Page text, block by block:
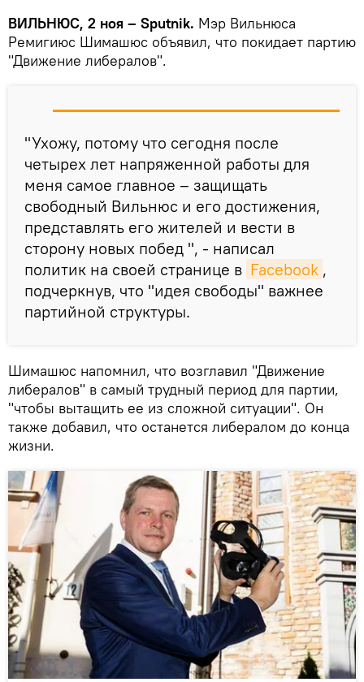
ВИЛЬНЮС, 2 ноя – Sputnik. Мэр Вильнюса
Ремигиюс Шимашюс объявил, что покидает партию
"Движение либералов".
"Ухожу, потому что сегодня после
четырех лет напряженной работы для
меня самое главное – защищать
свободный Вильнюс и его достижения,
представлять его жителей и вести в
сторону новых побед ", - написал
политик на своей странице в Facebook ,
подчеркнув, что "идея свободы" важнее
партийной структуры.
Шимашюс напомнил, что возглавил "Движение
либералов" в самый трудный период для партии,
"чтобы вытащить ее из сложной ситуации". Он
также добавил, что останется либералом до конца
жизни.